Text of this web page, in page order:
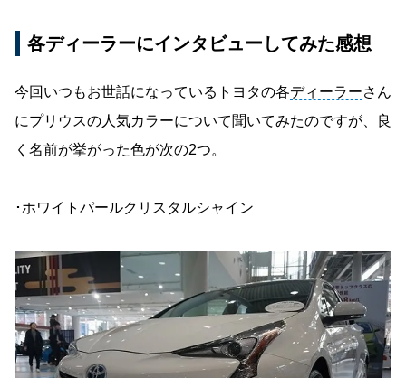
各ディーラーにインタビューしてみた感想
今回いつもお世話になっているトヨタの各ディーラーさん
にプリウスの人気カラーについて聞いてみたのですが、良
く名前が挙がった色が次の2つ。
･ホワイトパールクリスタルシャイン